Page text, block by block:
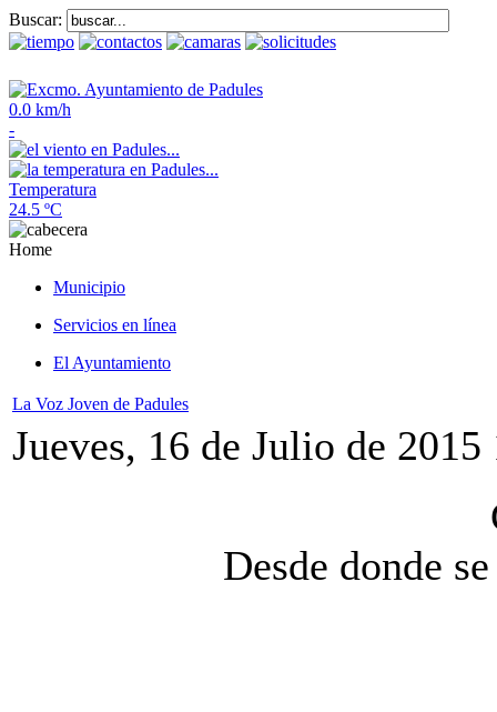
Buscar:
0.0 km/h
-
Temperatura
24.5 ºC
Home
Municipio
Servicios en línea
El Ayuntamiento
La Voz Joven de Padules
Jueves, 16 de Julio de 2015
Desde donde